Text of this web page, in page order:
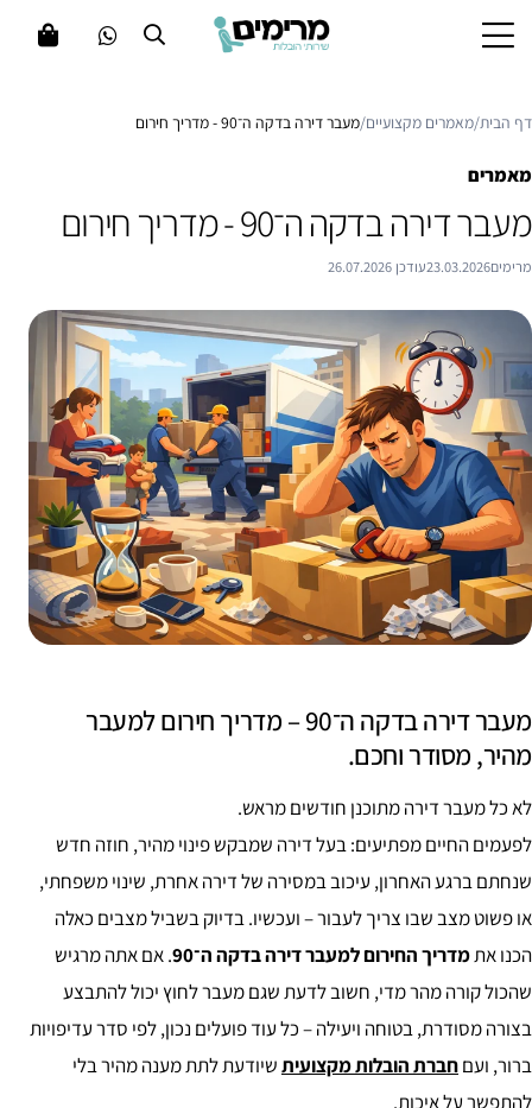
דף הבית/מאמרים מקצועיים/מעבר דירה בדקה ה־90 - מדריך חירום
מאמרים
מעבר דירה בדקה ה־90 - מדריך חירום
מרימים23.03.2026עודכן 26.07.2026
מעבר דירה בדקה ה־90 – מדריך חירום למעבר
מהיר, מסודר וחכם.
לא כל מעבר דירה מתוכנן חודשים מראש.
לפעמים החיים מפתיעים: בעל דירה שמבקש פינוי מהיר, חוזה חדש
שנחתם ברגע האחרון, עיכוב במסירה של דירה אחרת, שינוי משפחתי,
או פשוט מצב שבו צריך לעבור – ועכשיו. בדיוק בשביל מצבים כאלה
הכנו אתמדריך החירום למעבר דירה בדקה ה־90
. אם אתה מרגיש
שהכול קורה מהר מדי, חשוב לדעת שגם מעבר לחוץ יכול להתבצע
בצורה מסודרת, בטוחה ויעילה – כל עוד פועלים נכון, לפי סדר עדיפויות
ברור, ועםחברת הובלות מקצועיתשיודעת לתת מענה מהיר בלי
להתפשר על איכות.